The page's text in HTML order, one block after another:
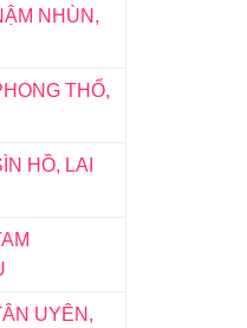
NHÙN,
THỔ,
HỒ, LAI
UYÊN,